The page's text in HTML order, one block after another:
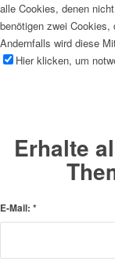
alle Cookies, denen
benötigen zwei
Andernfalls wird diese
Hier klicken, um
Erhalte
E-Mail: *